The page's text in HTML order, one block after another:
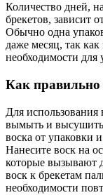
Количество дней,
брекетов, зависит
Обычно одна
даже месяц, так как
необходимости для
Как правильно
Для использования
вымыть и высушить
воска от упаковки
Нанесите воск на
которые вызывают
воск к брекетам
необходимости